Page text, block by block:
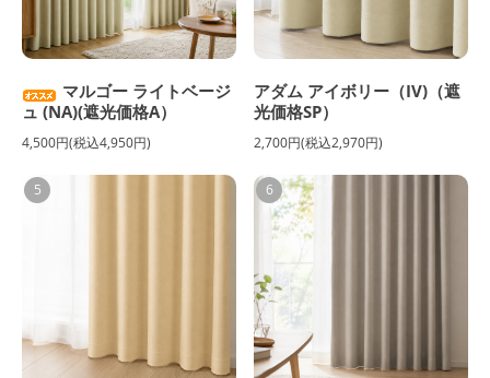
マルゴー ライトベージ
ュ (NA)(遮光価格A）
4,500円(税込4,950円)
アダム アイボリー（IV)（遮
光価格SP）
2,700円(税込2,970円)
5 6